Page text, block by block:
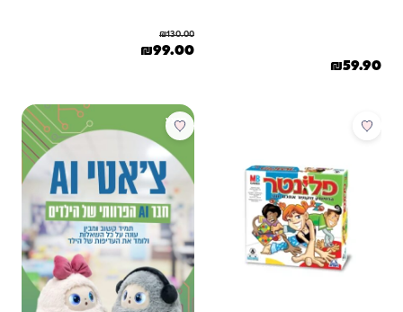
₪59.90
₪130.00
המחיר המקורי היה: ₪130.00.
₪99.00 המחיר הנוכחי הוא: ₪99.00.
מבצע